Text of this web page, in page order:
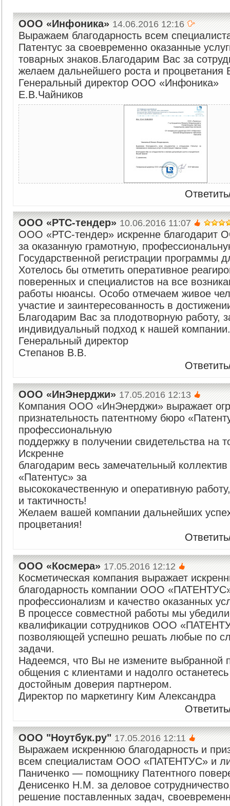
ООО «Инфоника» 14.06.2016 12:16
Выражаем благодарность всем
Патентус за своевременно оказанные
товарных знаков.Благодарим Вас за
желаем дальнейшего роста и
Генеральный директор ООО «Инфоника»
Е.В.Чайников
ООО «РТС-тендер» 10.06.2016 11:07
ООО «РТС-тендер» искренне
за оказанную грамотную,
Государственной регистрации программы
Хотелось бы отметить оперативное
поверенных и специалистов на все
работы нюансы. Особо отмечаем живое
участие и заинтересованность в
Благодарим Вас за плодотворную работу,
индивидуальный подход к нашей компании.
Генеральный директор
Степанов В.В.
ООО «ИнЭнерджи» 17.05.2016 12:13
Компания ООО «ИнЭнерджи» выражает
признательность патентному бюро
профессиональную
поддержку в получении свидетельства на
Искренне
благодарим весь замечательный
«Патентус» за
высококачественную и оперативную
и тактичность!
Желаем вашей компании дальнейших
процветания!
ООО «Космера» 17.05.2016 12:12
Косметическая компания выражает
благодарность компании ООО
профессионализм и качество оказанных
В процессе совместной работы мы
квалификации сотрудников ООО
позволяющей успешно решать любые по
задачи.
Надеемся, что Вы не измените выбранной
общения с клиентами и надолго
достойным доверия партнером.
Директор по маркетингу Ким Александра
ООО "Ноутбук.ру" 17.05.2016 12:11
Выражаем искреннюю благодарность и
всем специалистам ООО «ПАТЕНТУС» и
Паниченко — помощнику Патентного
Денисенко Н.М. за деловое
решение поставленных задач,